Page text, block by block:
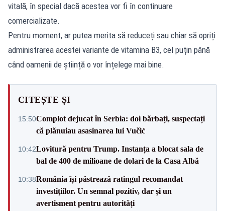
vitală, în special dacă acestea vor fi în continuare
comercializate.
Pentru moment, ar putea merita să reduceți sau chiar să opriți
administrarea acestei variante de vitamina B3, cel puțin până
când oamenii de știință o vor înțelege mai bine.
CITEȘTE ȘI
15:50Complot dejucat în Serbia: doi bărbați, suspectați
că plănuiau asasinarea lui Vučić
10:42Lovitură pentru Trump. Instanța a blocat sala de
bal de 400 de milioane de dolari de la Casa Albă
10:38România își păstrează ratingul recomandat
investițiilor. Un semnal pozitiv, dar și un
avertisment pentru autorități